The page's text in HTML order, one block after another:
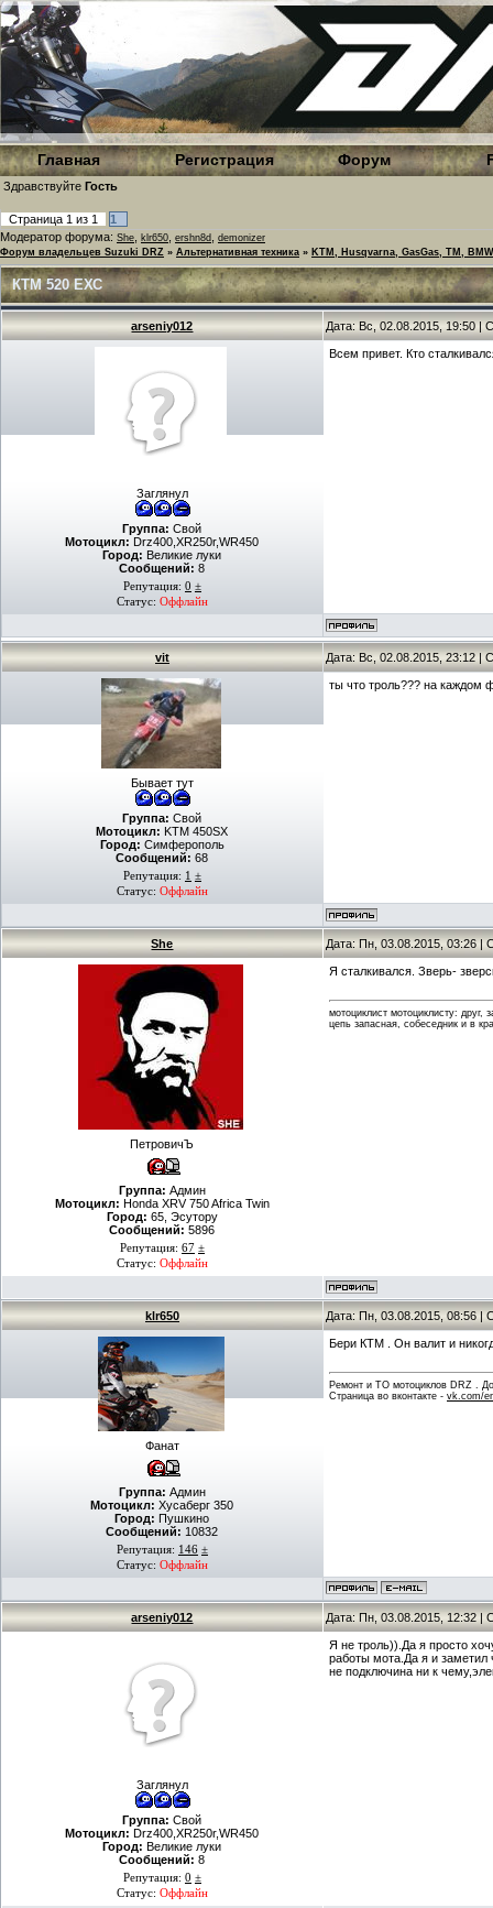
Главная Регистрация Форум
Здравствуйте Гость
Страница 1 из 1
1
Модератор форума: She klr650 ershn8d
demonizer
Форум владельцев Suzuki DRZ » Альтернативная техника » KTM, Husqvarna, GasGas, TM,
КТМ 520 ЕХС
arseniy012 Дата: Вс, 02.08.2015, 19:50 |
Заглянул
Группа: Свой
Мотоцикл: Drz400,XR250r,WR450
Город: Великие луки
Сообщений: 8
Репутация: 0 ±
Статус: Оффлайн
Всем привет. Кто
vit Дата: Вс, 02.08.2015, 23:12 |
Бывает тут
Группа: Свой
Мотоцикл: KTM 450SX
Город: Симферополь
Сообщений: 68
Репутация: 1 ±
Статус: Оффлайн
ты что троль??? на каждом
She Дата: Пн, 03.08.2015, 03:26 |
ПетровичЪ
Группа: Админ
Мотоцикл: Honda XRV 750 Africa Twin
Город: 65, Эсутору
Сообщений: 5896
Репутация: 67 ±
Статус: Оффлайн
Я сталкивался. Зверь-
мотоциклист мотоциклисту: друг,
цепь запасная, собеседник и в
klr650 Дата: Пн, 03.08.2015, 08:56 |
Фанат
Группа: Админ
Мотоцикл: Хусаберг 350
Город: Пушкино
Сообщений: 10832
Репутация: 146 ±
Статус: Оффлайн
Бери КТМ . Он валит и
Ремонт и ТО мотоциклов DRZ .
Страница во вконтакте - vk.com/
arseniy012 Дата: Пн, 03.08.2015, 12:32 |
Заглянул
Группа: Свой
Мотоцикл: Drz400,XR250r,WR450
Город: Великие луки
Сообщений: 8
Репутация: 0 ±
Статус: Оффлайн
Я не троль)).Да я просто
работы мота.Да я и заметил
не подключина ни к